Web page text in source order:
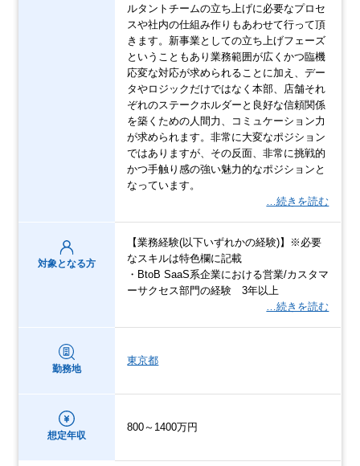
ルタントチームの立ち上げに必要なプロセ
スや社内の仕組み作りもあわせて行って頂
きます。新事業としての立ち上げフェーズ
ということもあり業務範囲が広くかつ臨機
応変な対応が求められることに加え、デー
タやロジックだけではなく本部、店舗それ
ぞれのステークホルダーと良好な信頼関係
を築くための人間力、コミュケーション力
が求められます。非常に大変なポジション
ではありますが、その反面、非常に挑戦的
かつ手触り感の強い魅力的なポジションと
なっています。
…続きを読む
対象となる方
【業務経験(以下いずれかの経験)】※必要
なスキルは特色欄に記載
・BtoB SaaS系企業における営業/カスタマ
ーサクセス部門の経験 3年以上
…続きを読む
勤務地
東京都
想定年収
800～1400万円